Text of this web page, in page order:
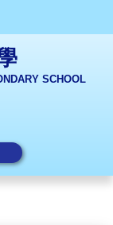
SCHOOL